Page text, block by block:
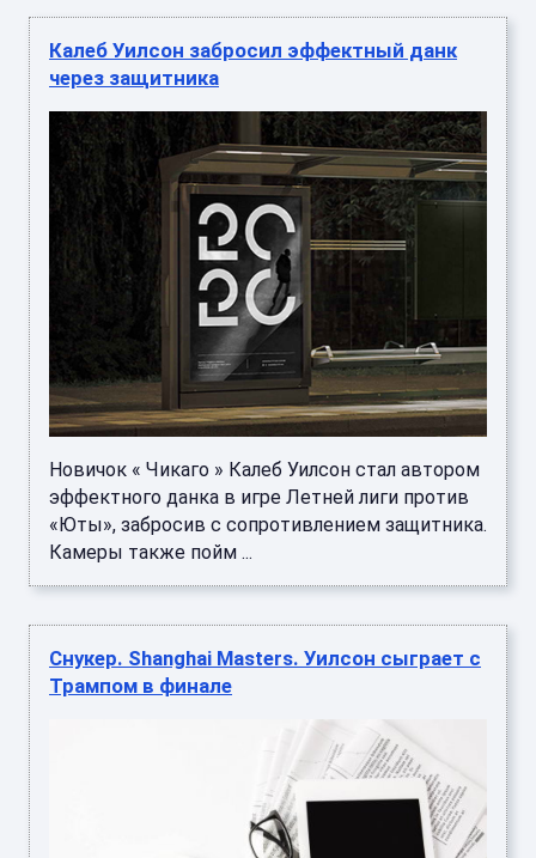
Калеб Уилсон забросил эффектный данк
через защитника
Новичок « Чикаго » Калеб Уилсон стал автором
эффектного данка в игре Летней лиги против
«Юты», забросив с сопротивлением защитника.
Камеры также пойм ...
Снукер. Shanghai Masters. Уилсон сыграет с
Трампом в финале